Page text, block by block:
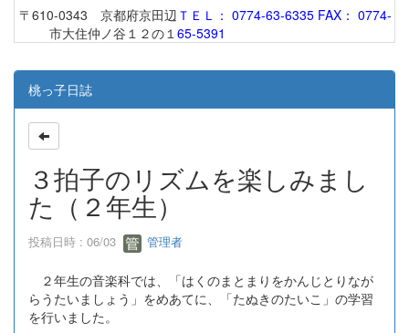
〒610-0343 京都府京田辺
市大住仲ノ谷１２の１
ＴＥＬ： 0774-63-6335 FAX： 0774-
65-5391
桃っ子日誌
３拍子のリズムを楽しみまし
た（２年生）
投稿日時 : 06/03 管理者
２年生の音楽科では、「はくのまとまりをかんじとりなが
らうたいましょう」をめあてに、「たぬきのたいこ」の学習
を行いました。